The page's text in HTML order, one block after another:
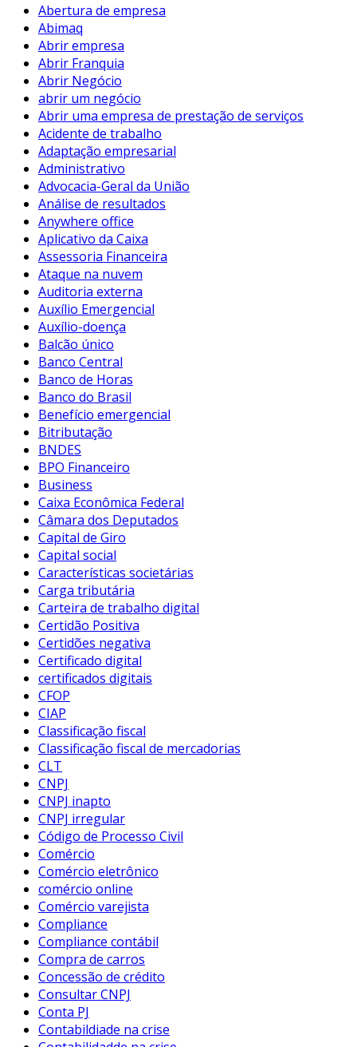
Abertura de empresa
Abimaq
Abrir empresa
Abrir Franquia
Abrir Negócio
abrir um negócio
Abrir uma empresa de prestação de serviços
Acidente de trabalho
Adaptação empresarial
Administrativo
Advocacia-Geral da União
Análise de resultados
Anywhere office
Aplicativo da Caixa
Assessoria Financeira
Ataque na nuvem
Auditoria externa
Auxílio Emergencial
Auxílio-doença
Balcão único
Banco Central
Banco de Horas
Banco do Brasil
Benefício emergencial
Bitributação
BNDES
BPO Financeiro
Business
Caixa Econômica Federal
Câmara dos Deputados
Capital de Giro
Capital social
Características societárias
Carga tributária
Carteira de trabalho digital
Certidão Positiva
Certidões negativa
Certificado digital
certificados digitais
CFOP
CIAP
Classificação fiscal
Classificação fiscal de mercadorias
CLT
CNPJ
CNPJ inapto
CNPJ irregular
Código de Processo Civil
Comércio
Comércio eletrônico
comércio online
Comércio varejista
Compliance
Compliance contábil
Compra de carros
Concessão de crédito
Consultar CNPJ
Conta PJ
Contabildiade na crise